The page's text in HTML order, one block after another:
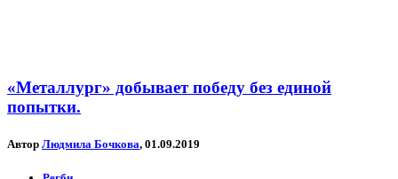
«Металлург» добывает победу без единой
попытки.
Автор Людмила Бочкова, 01.09.2019